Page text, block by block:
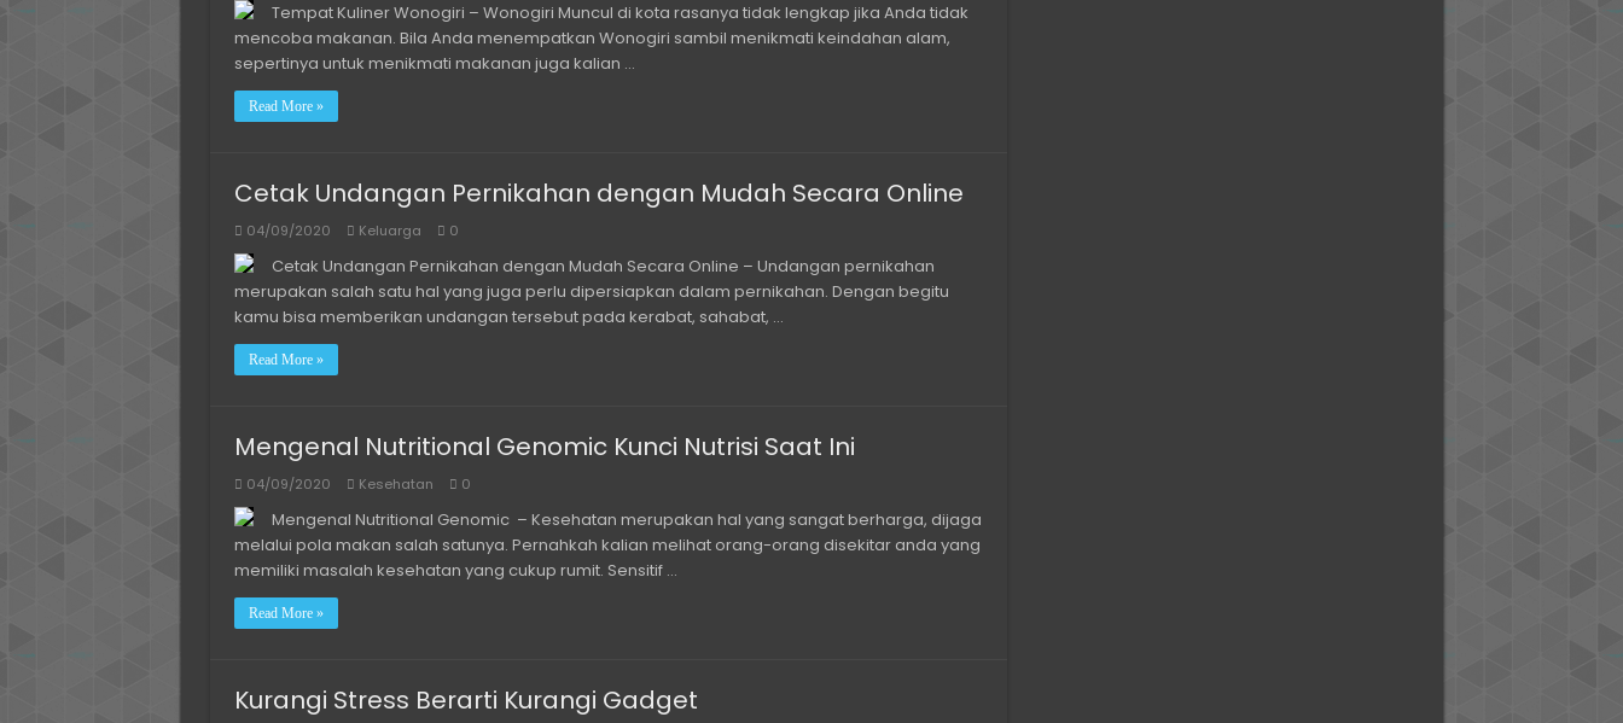
Tempat Kuliner Wonogiri – Wonogiri Muncul di kota rasanya tidak lengkap jika Anda tidak
mencoba makanan. Bila Anda menempatkan Wonogiri sambil menikmati keindahan alam,
sepertinya untuk menikmati makanan juga kalian …
Read More »
Cetak Undangan Pernikahan dengan Mudah Secara Online
04/09/2020 Keluarga 0
Cetak Undangan Pernikahan dengan Mudah Secara Online – Undangan pernikahan
merupakan salah satu hal yang juga perlu dipersiapkan dalam pernikahan. Dengan begitu
kamu bisa memberikan undangan tersebut pada kerabat, sahabat, …
Read More »
Mengenal Nutritional Genomic Kunci Nutrisi Saat Ini
04/09/2020 Kesehatan 0
Mengenal Nutritional Genomic – Kesehatan merupakan hal yang sangat berharga, dijaga
melalui pola makan salah satunya. Pernahkah kalian melihat orang-orang disekitar anda yang
memiliki masalah kesehatan yang cukup rumit. Sensitif …
Read More »
Kurangi Stress Berarti Kurangi Gadget